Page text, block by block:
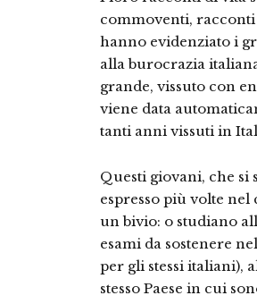
commoventi,
hanno evidenziato i
alla burocrazia
grande, vissuto con
viene data
tanti anni vissuti in
Questi giovani, che
espresso più volte
un bivio: o studiano
esami da sostenere
per gli stessi italiani),
stesso Paese in cui